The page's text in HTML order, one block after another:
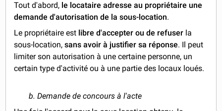
Tout d'abord, le locataire adresse au propriétaire une
demande d'autorisation de la sous-location.
Le propriétaire est libre d'accepter ou de refuser la
sous-location,sans avoir à justifier sa réponse. Il peut
limiter son autorisation à une certaine personne, un
certain type d'activité ou à une partie des locaux loués.
b. Demande de concours à l'acte